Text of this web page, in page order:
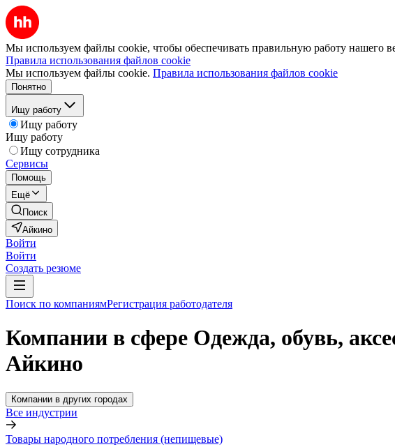
Мы используем файлы cookie, чтобы обеспечивать правильную работу нашего
Правила использования файлов cookie
Мы используем файлы cookie. Правила использования файлов cookie
Понятно
Ищу работу
Ищу работу
Ищу работу
Ищу сотрудника
Сервисы
Помощь
Ещё
Поиск
Айкино
Войти
Войти
Создать резюме
Поиск по компаниямРегистрация работодателя
Компании в сфере Одежда, обувь,
Айкино
Компании в других городах
Все индустрии
Товары народного потребления (непищевые)